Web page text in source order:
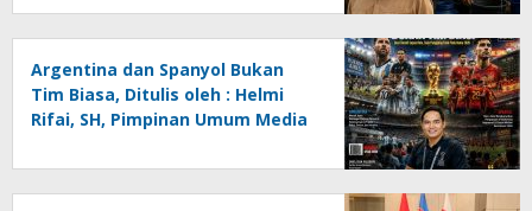
Ancaman Lingkungan, Oleh :
Helmi Rifai, SH
Argentina dan Spanyol Bukan
Tim Biasa, Ditulis oleh : Helmi
Rifai, SH, Pimpinan Umum Media